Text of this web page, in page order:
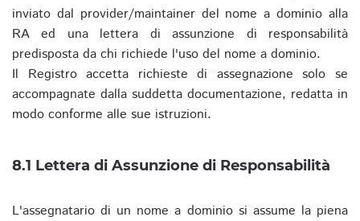
inviato dal provider/maintainer del nome a dominio alla
RA ed una lettera di assunzione di responsabilità
predisposta da chi richiede l'uso del nome a dominio.
Il Registro accetta richieste di assegnazione solo se
accompagnate dalla suddetta documentazione, redatta in
modo conforme alle sue istruzioni.
8.1 Lettera di Assunzione di Responsabilità
L'assegnatario di un nome a dominio si assume la piena